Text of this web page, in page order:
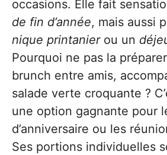
occasions. Elle fait
de fin d’année, mais aussi
nique printanierou un
Pourquoi ne pas la préparer
brunch entre amis,
salade verte croquante ?
une option gagnante pour
d’anniversaire ou les
Ses portions individuelles